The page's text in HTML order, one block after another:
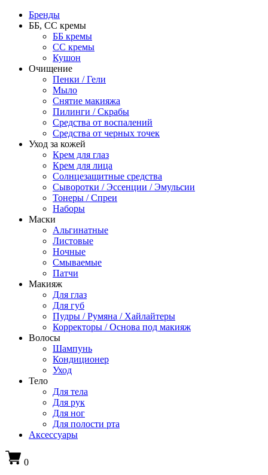
Бренды
ББ, СС кремы
ББ кремы
CC кремы
Кушон
Очищение
Пенки / Гели
Мыло
Снятие макияжа
Пилинги / Скрабы
Средства от воспалений
Средства от черных точек
Уход за кожей
Крем для глаз
Крем для лица
Солнцезащитные средства
Сыворотки / Эссенции / Эмульсии
Тонеры / Спреи
Наборы
Маски
Альгинатные
Листовые
Ночные
Смываемые
Патчи
Макияж
Для глаз
Для губ
Пудры / Румяна / Хайлайтеры
Корректоры / Основа под макияж
Волосы
Шампунь
Кондиционер
Уход
Тело
Для тела
Для рук
Для ног
Для полости рта
Аксессуары
0